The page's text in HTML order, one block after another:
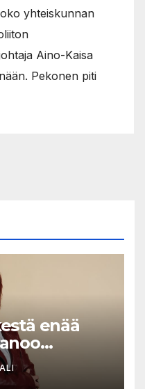
yhteiskunnan
Aino-Kaisa
Pekonen piti
enää